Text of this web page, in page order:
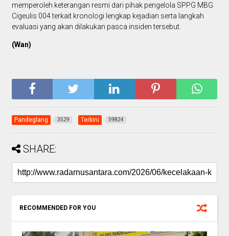
memperoleh keterangan resmi dari pihak pengelola SPPG MBG
Cigeulis 004 terkait kronologi lengkap kejadian serta langkah
evaluasi yang akan dilakukan pasca insiden tersebut.
(Wan)
Pandeglang 3529 Terkini 59824
SHARE:
RECOMMENDED FOR YOU